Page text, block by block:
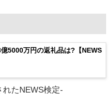
5000万円の返礼品は?【NEWS
たNEWS検定-